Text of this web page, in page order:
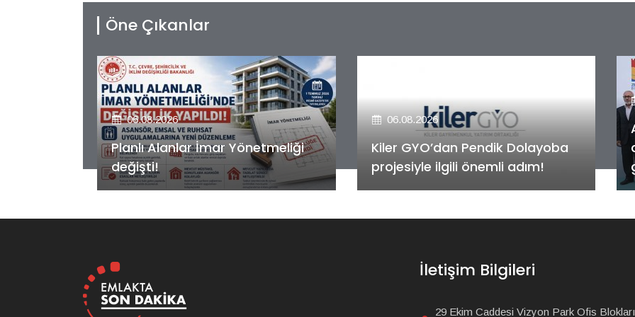
Öne Çıkanlar
06.08.2026
Kiler GYO’dan Pendik Dolayoba
projesiyle ilgili önemli adım!
06.08.2026
Alya Merkezefendi Konutları'nın
anahtar teslim töreni
gerçekleştirildi!
İletişim Bilgileri
29 Ekim Caddesi Vizyon Park Ofis